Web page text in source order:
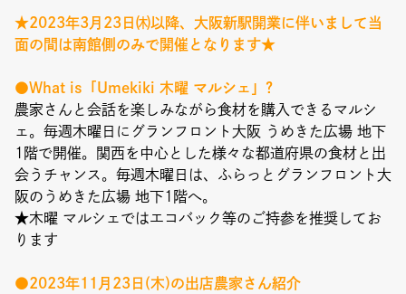
Food Study
Column
Paper
Event
Umekiki木曜マルシェ
★2023年3月23日㈭以降、大阪新駅開業に伴いまして当
面の間は南館側のみで開催となります★
●What is「Umekiki 木曜 マルシェ」?
農家さんと会話を楽しみながら食材を購入できるマルシ
ェ。毎週木曜日にグランフロント大阪 うめきた広場 地下
1階で開催。関西を中心とした様々な都道府県の食材と出
会うチャンス。毎週木曜日は、ふらっとグランフロント大
阪のうめきた広場 地下1階へ。
★木曜 マルシェではエコバック等のご持参を推奨してお
ります
●2023年11月23日(木)の出店農家さん紹介